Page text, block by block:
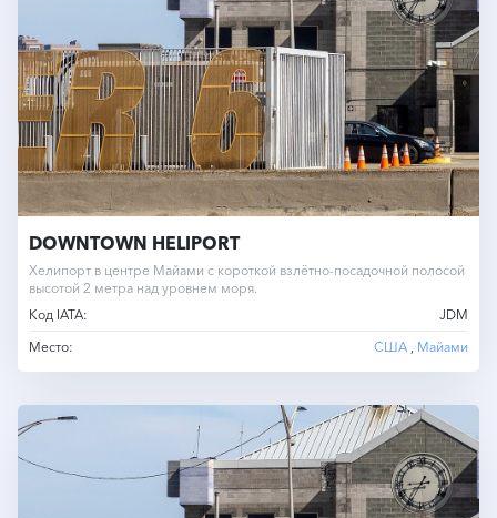
DOWNTOWN HELIPORT
Хелипорт в центре Майами с короткой взлётно-посадочной полосой
высотой 2 метра над уровнем моря.
Код IATA:
JDM
Место:
США Майами